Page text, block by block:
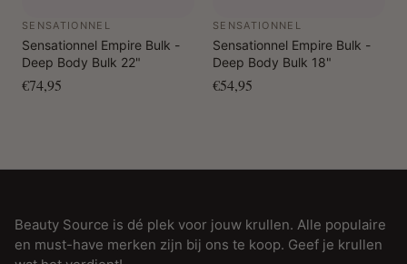
SENSATIONNEL
Sensationnel Empire Bulk -
Deep Body Bulk 22"
€74,95
SENSATIONNEL
Sensationnel Empire Bulk -
Deep Body Bulk 18"
€54,95
Beauty Source is dé plek voor jouw krullen. Alle populaire
en must-have merken zijn bij ons te koop. Geef je krullen